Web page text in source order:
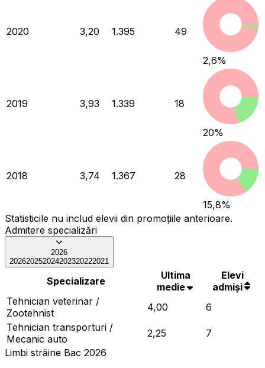
2020 3,20 1.395 49
2,6%
2019 3,93 1.339 18
20%
2018 3,74 1.367 28
15,8%
Statisticile nu includ elevii din promoțiile anterioare.
Admitere specializări
2026
202620252024202320222021
Specializare
Ultima
medie
Elevi
admiși
Tehnician veterinar /
Zootehnist
4,00
6
Tehnician transporturi /
Mecanic auto
2,25
7
Limbi străine Bac 2026